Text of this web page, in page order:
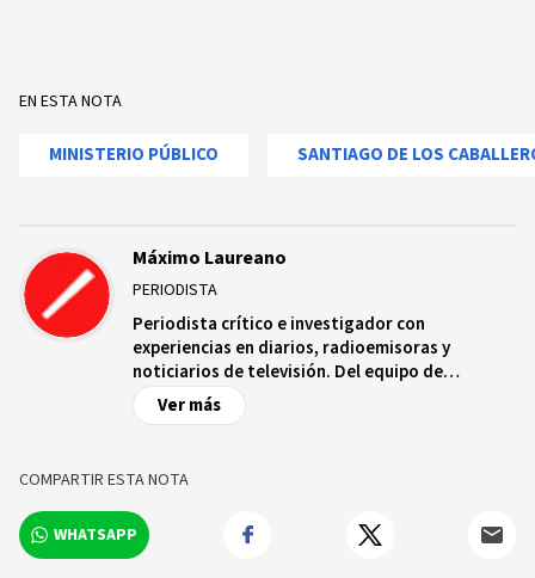
EN ESTA NOTA
MINISTERIO PÚBLICO SANTIAGO DE LOS
Máximo Laureano
PERIODISTA
Periodista crítico e investigador con
experiencias en diarios, radioemisoras y
noticiarios de televisión. Del equipo de
http://Acento.com.do .
Ver más
COMPARTIR ESTA NOTA
WHATSAPP